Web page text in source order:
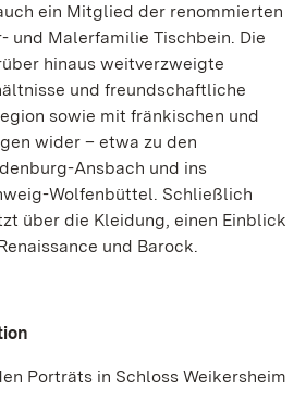
ein Mitglied der renommierten
und Malerfamilie Tischbein. Die
hinaus weitverzweigte
und freundschaftliche
sowie mit fränkischen und
wider – etwa zu den
Ansbach und ins
Wolfenbüttel. Schließlich
über die Kleidung, einen Einblick
und Barock.
Porträts in Schloss Weikersheim